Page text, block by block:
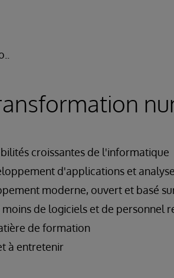
croissantes de l'informatique
d'applications et
moderne, ouvert et basé
de logiciels et de personnel
de formation
à entretenir